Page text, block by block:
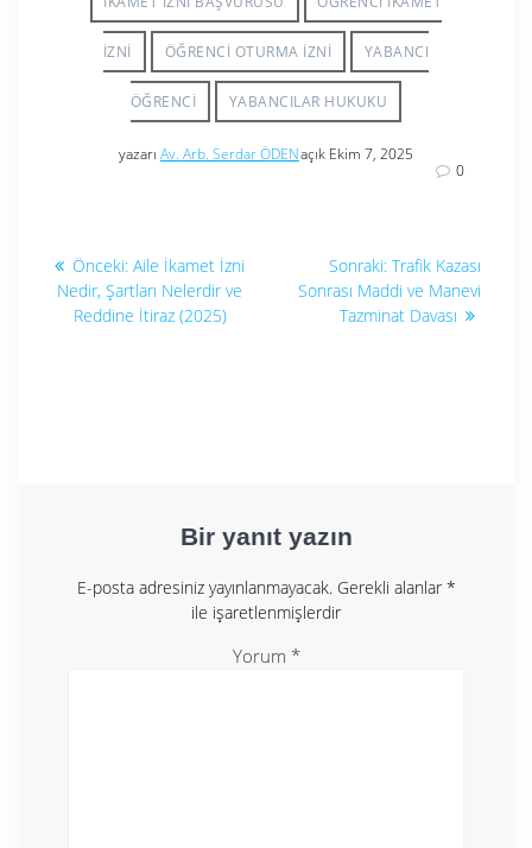
IZNI ÖĞRENCI OTURMA IZNI YABANCI
ÖĞRENCI YABANCILAR HUKUKU
yazarı Av. Arb. Serdar ÖDENaçık Ekim 7, 2025
0
Yazı
gezinmesi
Önceki: Önceki
yazı:
Aile İkamet İzni
Nedir, Şartları Nelerdir ve
Reddine İtiraz (2025)
Sonraki: Sonraki
yazı:
Trafik Kazası
Sonrası Maddi ve Manevi
Tazminat Davası
Bir yanıt yazın
E-posta adresiniz yayınlanmayacak. Gerekli alanlar *
ile işaretlenmişlerdir
Yorum *